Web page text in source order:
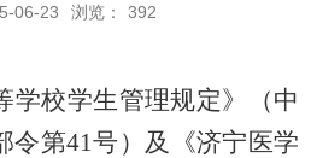
06-23 浏览： 392
学校学生管理规定》（中
令第41号）及《济宁医学